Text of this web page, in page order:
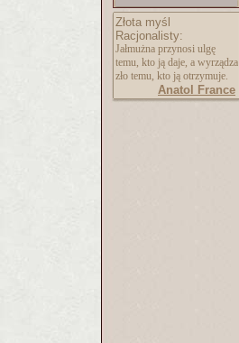
Złota myśl
Racjonalisty:
Jałmużna przynosi ulgę
temu, kto ją daje, a wyrządza
zło temu, kto ją otrzymuje.
Anatol France